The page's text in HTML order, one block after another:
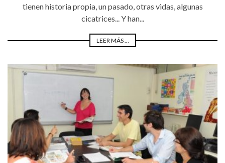
tienen historia propia, un pasado, otras vidas, algunas
cicatrices... Y han...
LEER MÁS ...